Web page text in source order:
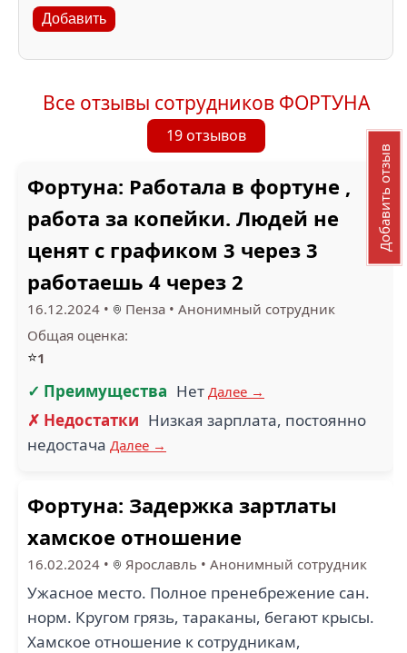
Добавить
Все отзывы сотрудников ФОРТУНА
19 отзывов
Фортуна: Работала в фортуне ,
работа за копейки. Людей не
ценят с графиком 3 через 3
работаешь 4 через 2
16.12.2024 • Пенза • Анонимный сотрудник
Общая оценка:
⭐1
✓ Преимущества Нет Далее →
✗ Недостатки Низкая зарплата, постоянно
недостача Далее →
Фортуна: Задержка зартлаты
хамское отношение
16.02.2024 • Ярославль • Анонимный сотрудник
Ужасное место. Полное пренебрежение сан.
норм. Кругом грязь, тараканы, бегают крысы.
Хамское отношение к сотрудникам,
Добавить отзыв